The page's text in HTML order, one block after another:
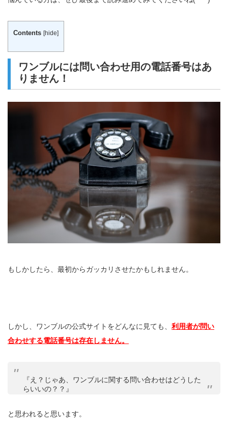
Contents [hide]
ワンブルには問い合わせ用の電話番号はあ
りません！
もしかしたら、最初からガッカリさせたかもしれません。
しかし、ワンブルの公式サイトをどんなに見ても、 利用者が問い
合わせする電話番号は存在しません。
『え？じゃあ、ワンブルに関する問い合わせはどうした
らいいの？？』
と思われると思います。